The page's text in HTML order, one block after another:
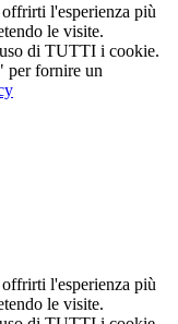
l'esperienza più
le visite.
di TUTTI i cookie.
per fornire un
l'esperienza più
le visite.